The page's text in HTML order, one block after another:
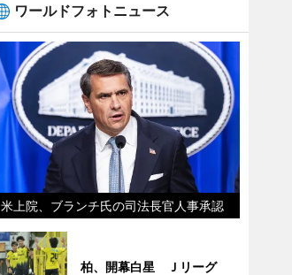
ワールドフォトニュース
米上院、ブランチ氏の司法長官人事承認
柏、開幕白星 Ｊリーグ